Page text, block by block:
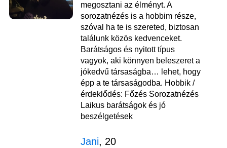
megosztani az élményt. A
sorozatnézés is a hobbim része,
szóval ha te is szereted, biztosan
találunk közös kedvenceket.
Barátságos és nyitott típus
vagyok, aki könnyen beleszeret a
jókedvű társaságba… lehet, hogy
épp a te társaságodba. Hobbik /
érdeklődés: Főzés Sorozatnézés
Laikus barátságok és jó
beszélgetések
Jani, 20